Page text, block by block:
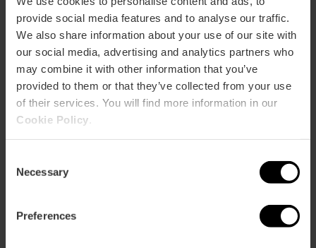
provide social media features and to analyse our traffic.
We also share information about your use of our site with
our social media, advertising and analytics partners who
may combine it with other information that you’ve
provided to them or that they’ve collected from your use
of their services. You will find more information in our
Cookie Policy
Selection
Necessary
Preferences
Activar mapa
Cómo llegar